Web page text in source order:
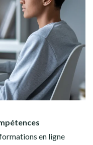
en ligne